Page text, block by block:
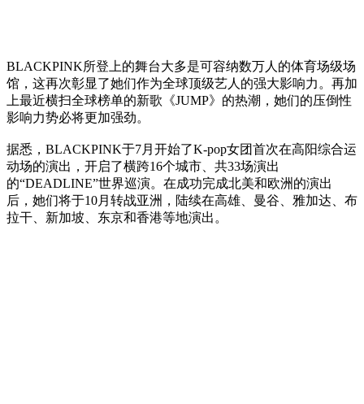
BLACKPINK所登上的舞台大多是可容纳数万人的体育场级场
馆，这再次彰显了她们作为全球顶级艺人的强大影响力。再加
上最近横扫全球榜单的新歌《JUMP》的热潮，她们的压倒性
影响力势必将更加强劲。
据悉，BLACKPINK于7月开始了K-pop女团首次在高阳综合运
动场的演出，开启了横跨16个城市、共33场演出
的“DEADLINE”世界巡演。在成功完成北美和欧洲的演出
后，她们将于10月转战亚洲，陆续在高雄、曼谷、雅加达、布
拉干、新加坡、东京和香港等地演出。